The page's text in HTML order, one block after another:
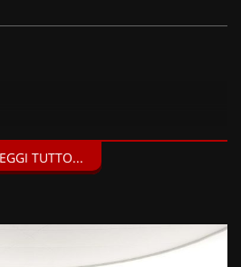
(Compressore da 12 V) (20 EUR),
TUTTO...